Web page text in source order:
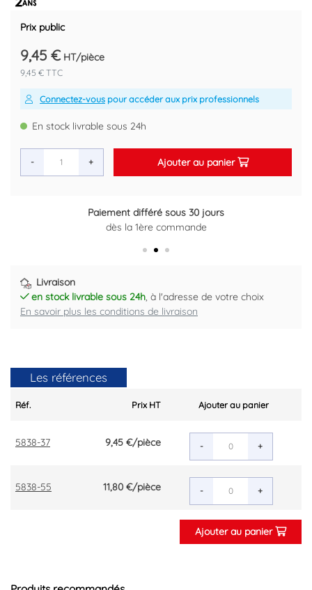
Prix public
9,45 € HT/pièce
9,45 € TTC
Connectez-vous pour accéder aux prix professionnels
En stock livrable sous 24h
- + Ajouter au panier
Paiement différé sous 30 jours
dès la 1ère commande
Retour gratuit sous 14 jours
Plus d'informations ici
Livraison
en stock livrable sous 24h, à l'adresse de votre choix
En savoir plus les conditions de livraison
Les références
Réf. Prix HT Ajouter au panier
5838-37 9,45 €/pièce - +
5838-55 11,80 €/pièce - +
Ajouter au panier